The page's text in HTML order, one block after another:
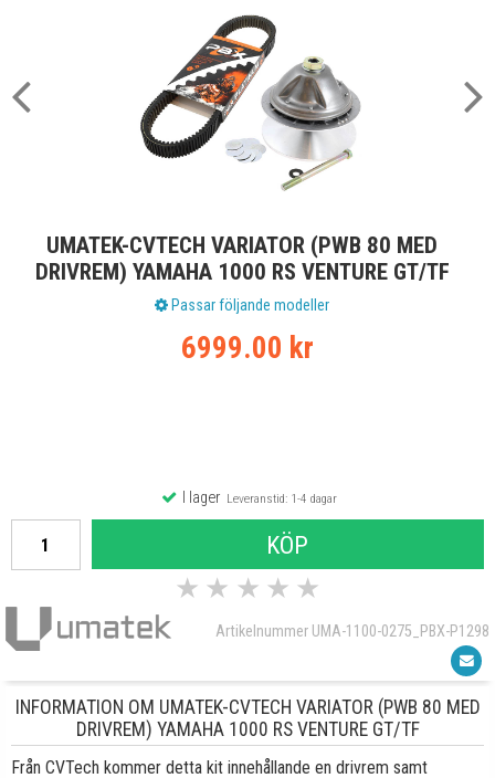
UMATEK-CVTECH VARIATOR (PWB 80 MED
DRIVREM) YAMAHA 1000 RS VENTURE GT/TF
Passar följande modeller
6999.00 kr
I lagerLeveranstid: 1-4 dagar
KÖP
★ ★ ★ ★ ★
Artikelnummer UMA-1100-0275_PBX-P1298
INFORMATION OM UMATEK-CVTECH VARIATOR (PWB 80 MED
DRIVREM) YAMAHA 1000 RS VENTURE GT/TF
Från CVTech kommer detta kit innehållande en drivrem samt